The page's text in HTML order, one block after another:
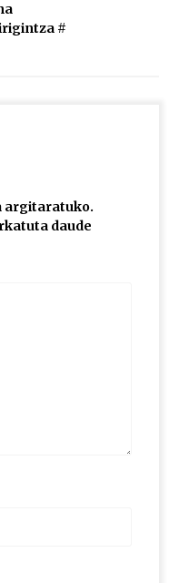
Boards Of Canada, Somak,
#
argitaratuko.
daude